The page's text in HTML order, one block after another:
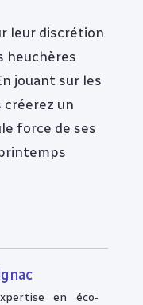
leur discrétion
heuchères
jouant sur les
un
force de ses
en éco-